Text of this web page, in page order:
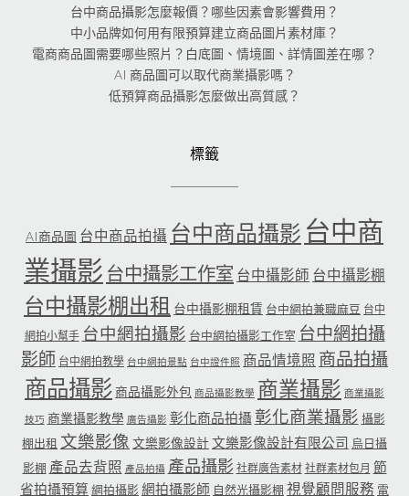
台中商品攝影怎麼報價？哪些因素會影響費用？
中小品牌如何用有限預算建立商品圖片素材庫？
電商商品圖需要哪些照片？白底圖、情境圖、詳情圖差在哪？
AI 商品圖可以取代商業攝影嗎？
低預算商品攝影怎麼做出高質感？
標籤
AI商品圖 台中商品拍攝 台中商品攝影 台中商
業攝影 台中攝影工作室 台中攝影師 台中攝影棚
台中攝影棚出租 台中攝影棚租賃 台中網拍兼職麻豆 台中
網拍小幫手 台中網拍攝影 台中網拍攝影工作室 台中網拍攝
影師 台中網拍教學 台中網拍景點 台中證件照 商品情境照 商品拍攝
商品攝影商品攝影外包 商品攝影教學 商業攝影 商業攝影
技巧 商業攝影教學 廣告攝影 彰化商品拍攝 彰化商業攝影 攝影
棚出租 文樂影像 文樂影像設計文樂影像設計有限公司 烏日攝
影棚 產品去背照 產品拍攝 產品攝影 社群廣告素材 社群素材包月 節
省拍攝預算 網拍攝影 網拍攝影師 自然光攝影棚 視覺顧問服務 電